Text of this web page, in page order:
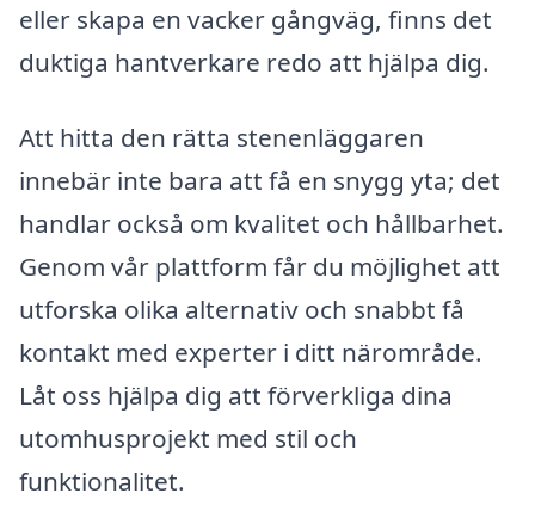
eller skapa en vacker gångväg, finns det
duktiga hantverkare redo att hjälpa dig.
Att hitta den rätta stenenläggaren
innebär inte bara att få en snygg yta; det
handlar också om kvalitet och hållbarhet.
Genom vår plattform får du möjlighet att
utforska olika alternativ och snabbt få
kontakt med experter i ditt närområde.
Låt oss hjälpa dig att förverkliga dina
utomhusprojekt med stil och
funktionalitet.